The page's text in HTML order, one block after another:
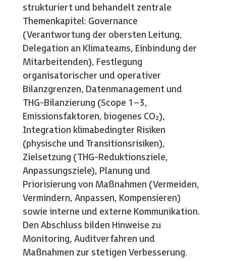
strukturiert und behandelt zentrale
Themenkapitel: Governance
(Verantwortung der obersten Leitung,
Delegation an Klimateams, Einbindung der
Mitarbeitenden), Festlegung
organisatorischer und operativer
Bilanzgrenzen, Datenmanagement und
THG-Bilanzierung (Scope 1–3,
Emissionsfaktoren, biogenes CO₂),
Integration klimabedingter Risiken
(physische und Transitionsrisiken),
Zielsetzung (THG-Reduktionsziele,
Anpassungsziele), Planung und
Priorisierung von Maßnahmen (Vermeiden,
Vermindern, Anpassen, Kompensieren)
sowie interne und externe Kommunikation.
Den Abschluss bilden Hinweise zu
Monitoring, Auditverfahren und
Maßnahmen zur stetigen Verbesserung.